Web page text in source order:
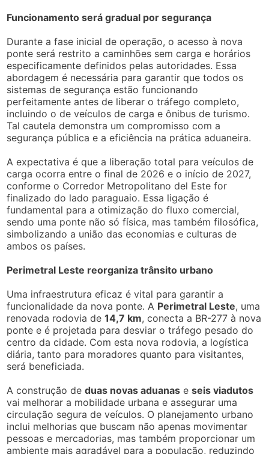
Funcionamento será gradual por segurança
Durante a fase inicial de operação, o acesso à nova
ponte será restrito a caminhões sem carga e horários
especificamente definidos pelas autoridades. Essa
abordagem é necessária para garantir que todos os
sistemas de segurança estão funcionando
perfeitamente antes de liberar o tráfego completo,
incluindo o de veículos de carga e ônibus de turismo.
Tal cautela demonstra um compromisso com a
segurança pública e a eficiência na prática aduaneira.
A expectativa é que a liberação total para veículos de
carga ocorra entre o final de 2026 e o início de 2027,
conforme o Corredor Metropolitano del Este for
finalizado do lado paraguaio. Essa ligação é
fundamental para a otimização do fluxo comercial,
sendo uma ponte não só física, mas também filosófica,
simbolizando a união das economias e culturas de
ambos os países.
Perimetral Leste reorganiza trânsito urbano
Uma infraestrutura eficaz é vital para garantir a
funcionalidade da nova ponte. A Perimetral Leste, uma
renovada rodovia de14,7 km, conecta a BR-277 à nova
ponte e é projetada para desviar o tráfego pesado do
centro da cidade. Com esta nova rodovia, a logística
diária, tanto para moradores quanto para visitantes,
será beneficiada.
A construção deduas novas aduanas eseis viadutos
vai melhorar a mobilidade urbana e assegurar uma
circulação segura de veículos. O planejamento urbano
inclui melhorias que buscam não apenas movimentar
pessoas e mercadorias, mas também proporcionar um
ambiente mais agradável para a população, reduzindo